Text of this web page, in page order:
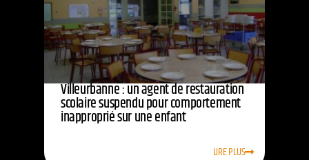
Villeurbanne : un agent de restauration
scolaire suspendu pour comportement
inapproprié sur une enfant
LIRE PLUS